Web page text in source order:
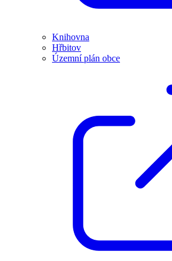
Knihovna
Hřbitov
Územní plán obce